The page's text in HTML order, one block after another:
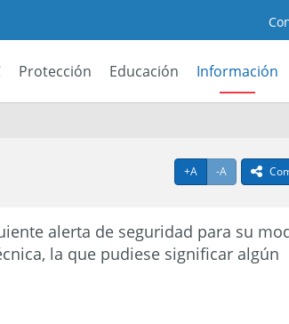
Protección Educación Información
+A Agrandar texto
-A Achicar
alerta de seguridad para su
la que pudiese significar algún